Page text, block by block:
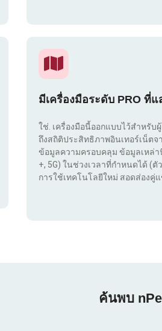
มีเครื่องมือระดับ PRO ที่
ใช่. เครื่องมือนี้ออกแบบไว้สำหรั
ถึงสถิติประสิทธิภาพอินเทอร์เน็ตจ
ข้อมูลความครอบคลุม ข้อมูลเหล่า
+, 5G) ในช่วงเวลาที่กำหนดได้ (
การใช้เทคโนโลยีใหม่ สอดส่อง
ค้นพบ